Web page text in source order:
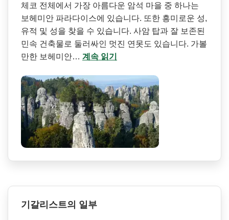
체코 전체에서 가장 아름다운 암석 마을 중 하나는
보헤미안 파라다이스에 있습니다. 또한 흥미로운 성,
유적 및 성을 찾을 수 있습니다. 사암 탑과 잘 보존된
민속 건축물로 둘러싸인 멋진 연못도 있습니다. 가볼
만한 보헤미안… 계속 읽기
기갈리스트의 일부